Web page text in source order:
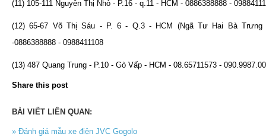
(11) 105-111 Nguyễn Thị Nhỏ - P.16 - q.11 - HCM - 0886388888 -
(12) 65-67 Võ Thị Sáu - P. 6 - Q.3 - HCM (Ngã Tư Hai Bà Trưng
-0886388888 - 0988411108
(13) 487 Quang Trung - P.10 - Gò Vấp - HCM - 08.65711573 -
Share this post
BÀI VIẾT LIÊN QUAN:
» Đánh giá mẫu xe điện JVC Gogolo